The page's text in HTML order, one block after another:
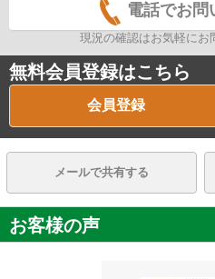
電話でお問
現況の確認はお気軽にお
無料会員登録はこちら
会員登録
メールで共有する
お客様の声